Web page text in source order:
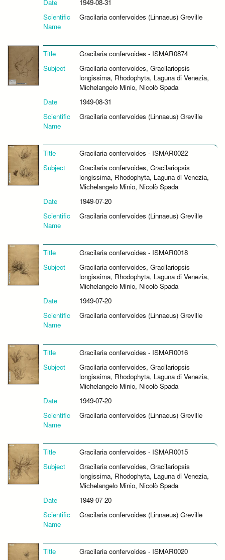
Date
1949-08-31
Scientific
Name
Gracilaria confervoides (Linnaeus) Greville
Title
Gracilaria confervoides - ISMAR0874
Subject
Gracilaria confervoides, Gracilariopsis
longissima, Rhodophyta, Laguna di Venezia,
Michelangelo Minio, Nicolò Spada
Date
1949-08-31
Scientific
Name
Gracilaria confervoides (Linnaeus) Greville
Title
Gracilaria confervoides - ISMAR0022
Subject
Gracilaria confervoides, Gracilariopsis
longissima, Rhodophyta, Laguna di Venezia,
Michelangelo Minio, Nicolò Spada
Date
1949-07-20
Scientific
Name
Gracilaria confervoides (Linnaeus) Greville
Title
Gracilaria confervoides - ISMAR0018
Subject
Gracilaria confervoides, Gracilariopsis
longissima, Rhodophyta, Laguna di Venezia,
Michelangelo Minio, Nicolò Spada
Date
1949-07-20
Scientific
Name
Gracilaria confervoides (Linnaeus) Greville
Title
Gracilaria confervoides - ISMAR0016
Subject
Gracilaria confervoides, Gracilariopsis
longissima, Rhodophyta, Laguna di Venezia,
Michelangelo Minio, Nicolò Spada
Date
1949-07-20
Scientific
Name
Gracilaria confervoides (Linnaeus) Greville
Title
Gracilaria confervoides - ISMAR0015
Subject
Gracilaria confervoides, Gracilariopsis
longissima, Rhodophyta, Laguna di Venezia,
Michelangelo Minio, Nicolò Spada
Date
1949-07-20
Scientific
Name
Gracilaria confervoides (Linnaeus) Greville
Title
Gracilaria confervoides - ISMAR0020